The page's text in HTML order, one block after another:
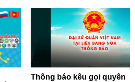
Thông báo kêu gọi quyên